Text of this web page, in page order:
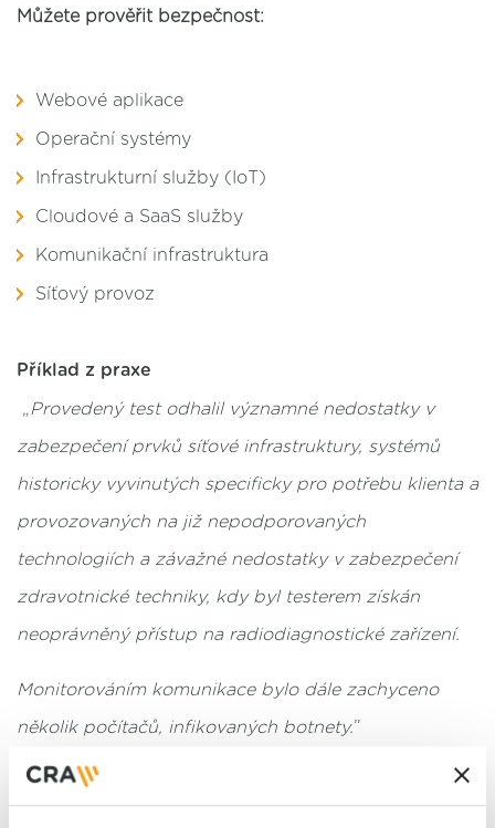
Můžete prověřit bezpečnost:
Webové aplikace
Operační systémy
Infrastrukturní služby (IoT)
Cloudové a SaaS služby
Komunikační infrastruktura
Síťový provoz
Příklad z praxe
„ Provedený test odhalil významné nedostatky v
zabezpečení prvků síťové infrastruktury, systémů
historicky vyvinutých specificky pro potřebu klienta a
provozovaných na již nepodporovaných
technologiích a závažné nedostatky v zabezpečení
zdravotnické techniky, kdy byl testerem získán
neoprávněný přístup na radiodiagnostické zařízení.
Monitorováním komunikace bylo dále zachyceno
několik počítačů, infikovaných botnety.”
Audity a srovnávací analýzy